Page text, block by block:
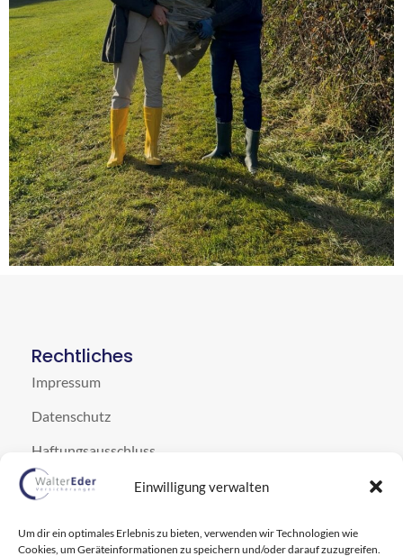
Einwilligung verwalten
Um dir ein optimales Erlebnis zu bieten, verwenden wir Technologien wie
Cookies, um Geräteinformationen zu speichern und/oder darauf zuzugreifen.
Rechtliches
Impressum
Datenschutz
Haftungsausschluss
Cookie-Hinweis
Kontakt
Neuburger Str. 66, 94032 Passau